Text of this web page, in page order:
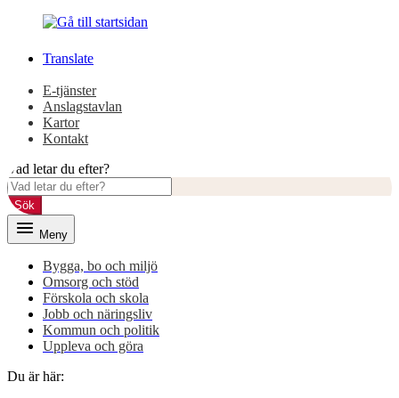
innehåll
huvudmeny
Translate
E-tjänster
Anslagstavlan
Kartor
Kontakt
Vad letar du efter?
Sök
Meny
Bygga, bo och miljö
Omsorg och stöd
Förskola och skola
Jobb och näringsliv
Kommun och politik
Uppleva och göra
Du är här: